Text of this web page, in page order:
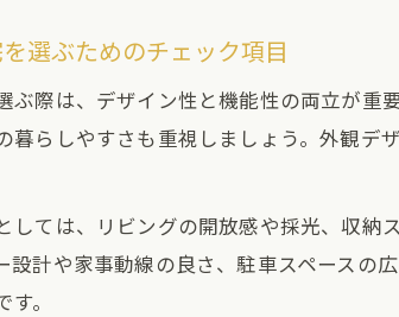
選ぶためのチェック項目
ぶ際は、デザイン性と機能性の両立が
暮らしやすさも重視しましょう。外観
しては、リビングの開放感や採光、収
設計や家事動線の良さ、駐車スペースの
。